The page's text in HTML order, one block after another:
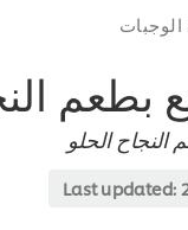
بطعم
النجاح الحلو
Last updated: